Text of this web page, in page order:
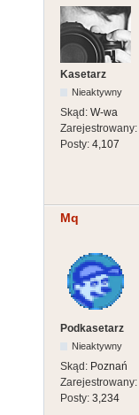
Kasetarz
Nieaktywny
Skąd: W-wa
Zarejestrowany:
Posty: 4,107
Mq
Podkasetarz
Nieaktywny
Skąd: Poznań
Zarejestrowany:
Posty: 3,234